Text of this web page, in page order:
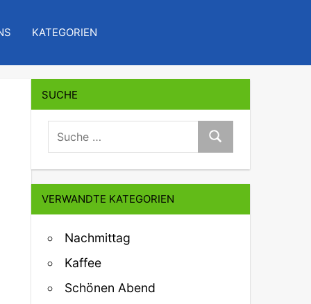
KATEGORIEN
SUCHE
suche:
Suche
VERWANDTE KATEGORIEN
Nachmittag
Kaffee
Schönen Abend